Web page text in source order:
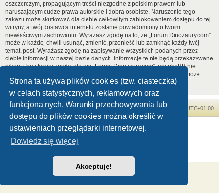
Strona ta używa plików cookies (tzw. ciasteczka)
w celach statystycznych, reklamowych oraz
funkcjonalnych. Warunki przechowywania lub
dostępu do plików cookies można określić w
ustawieniach przeglądarki internetowej.
Dowiedz się więcej
Akceptuję!
oszczerczym, propagującym treści niezgodne z polskim prawem lub
naruszającym cudze prawa autorskie i dobra osobiste. Naruszenie tego
zakazu może skutkować dla ciebie całkowitym zablokowaniem dostępu do tej
witryny, a twój dostawca internetu zostanie powiadomiony o twoim
niewłaściwym zachowaniu. Wyrażasz zgodę na to, że „Forum Dinozaury.com”
może w każdej chwili usunąć, zmienić, przenieść lub zamknąć każdy twój
temat, post. Wyrażasz zgodę na zapisywanie wszystkich podanych przez
ciebie informacji w naszej bazie danych. Informacje te nie będą przekazywane
nikomu bez twojej zgody, ale ani „Forum Dinozaury.com”, ani phpBB nie
ponosi odpowiedzialności za włamania do witryny, podczas których może
dojść do kradzieży danych.
Forum Dinozaury.com Strona główna Strefa czasowa UTC+01:00
Dinozaury.com© 2006-2020
Polski pakiet językowy dostarcza